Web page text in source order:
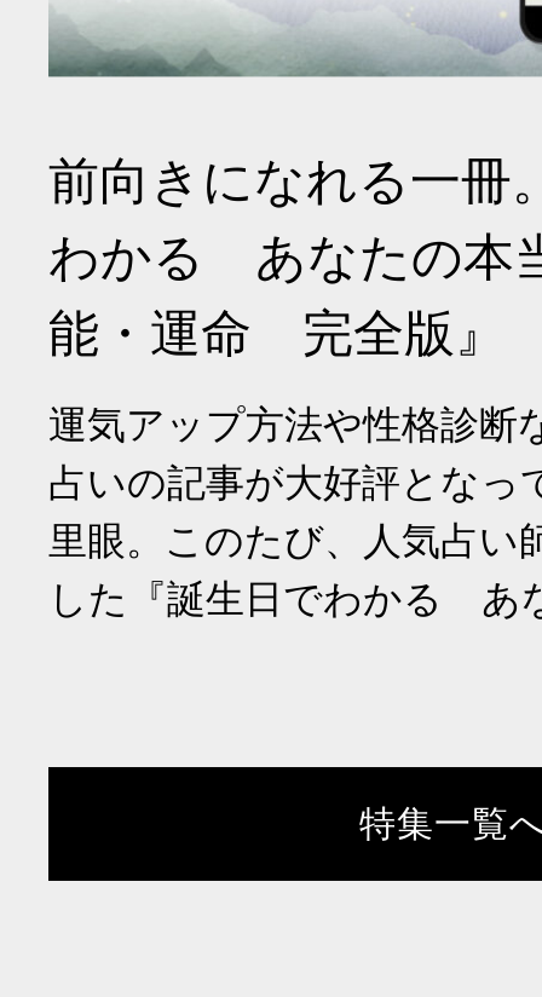
前向きになれる一冊
わかる あなたの本
能・運命 完全版』
運気アップ方法や性格診断
占いの記事が大好評となっ
里眼。このたび、人気占い
した『誕生日でわかる あ
特集一覧